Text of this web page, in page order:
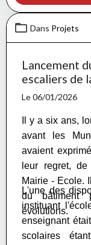
Dans Projets
Lancement
escaliers de
Le 06/01/2026
Il y a six ans,
avant les
avaient
leur regret,
Mairie - Ecole.
du bâtiment
évolutions.
L'une des
instituant
enseignant
scolaires